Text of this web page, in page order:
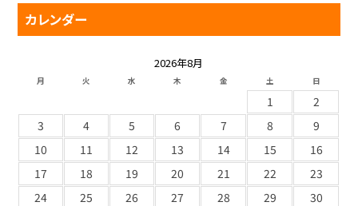
カレンダー
2026年8月
月 火 水 木 金 土 日
1
2
3
4 5 6 7 8
9
10
11 12 13 14 15
16
17
18 19 20 21 22
23
24
25 26 27 28 29
30